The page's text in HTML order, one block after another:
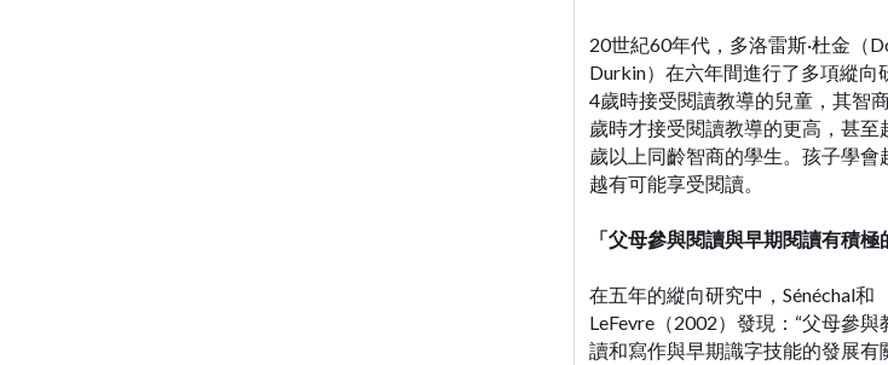
20世紀60年代，多洛雷斯·杜金（
Durkin）在六年間進行了多項縱向
4歲時接受閱讀教導的兒童，其智
歲時才接受閱讀教導的更高，甚至
歲以上同齡智商的學生。孩子學會
越有可能享受閱讀。
「父母參與閱讀與早期閱讀有積極
在五年的縱向研究中，Sénéchal和
LeFevre（2002）發現：“父母參與
讀和寫作與早期識字技能的發展有